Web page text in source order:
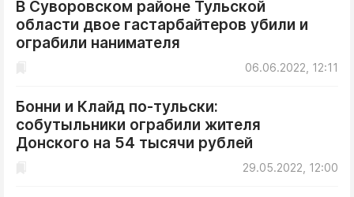
Тула предпринимательская
ДоброЦентр
В Суворовском районе Тульской
области двое гастарбайтеров убили и
ограбили нанимателя
06.06.2022, 12:11
Бонни и Клайд по-тульски:
собутыльники ограбили жителя
Донского на 54 тысячи рублей
29.05.2022, 12:00